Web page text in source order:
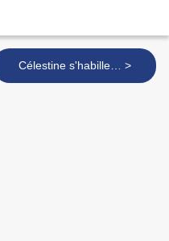
Célestine s'habille… >